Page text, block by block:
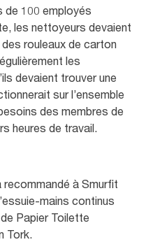
de 100 employés
les nettoyeurs devaient
rouleaux de carton
les
devaient trouver une
sur l’ensemble
des membres de
heures de travail.
recommandé à Smurfit
mains continus
Papier Toilette
Tork.